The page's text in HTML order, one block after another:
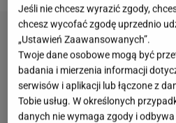
Jeśli nie chcesz wyrazić zgody,
chcesz wycofać zgodę uprzednio
„Ustawień Zaawansowanych”.
Twoje dane osobowe mogą być
badania i mierzenia informacji
serwisów i aplikacji lub łączone z
Tobie usług. W określonych
danych nie wymaga zgody i